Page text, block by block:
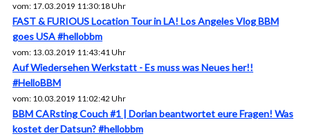
vom: 17.03.2019 11:30:18 Uhr
FAST & FURIOUS Location Tour in LA! Los Angeles Vlog BBM
goes USA #hellobbm
vom: 13.03.2019 11:43:41 Uhr
Auf Wiedersehen Werkstatt - Es muss was Neues her!!
#HelloBBM
vom: 10.03.2019 11:02:42 Uhr
BBM CARsting Couch #1 | Dorian beantwortet eure Fragen! Was
kostet der Datsun? #hellobbm